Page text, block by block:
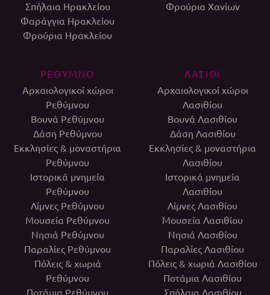
Σπήλαια Ηρακλείου
Φαράγγια Ηρακλείου
Φρούρια Ηρακλείου
Φρούρια Χανίων
ΡΕΘΥΜΝΟ
Αρχαιολογικοί χώροι
Ρεθύμνου
Βουνά Ρεθύμνου
Δάση Ρεθύμνου
Εκκλησίες & μοναστήρια
Ρεθύμνου
Ιστορικά μνημεία
Ρεθύμνου
Λίμνες Ρεθύμνου
Μουσεία Ρεθύμνου
Νησιά Ρεθύμνου
Παραλίες Ρεθύμνου
Πόλεις & χωριά
Ρεθύμνου
Ποτάμια Ρεθύμνου
ΛΑΣΙΘΙ
Αρχαιολογικοί χώροι
Λασιθίου
Βουνά Λασιθίου
Δάση Λασιθίου
Εκκλησίες & μοναστήρια
Λασιθίου
Ιστορικά μνημεία
Λασιθίου
Λίμνες Λασιθίου
Μουσεία Λασιθίου
Νησιά Λασιθίου
Παραλίες Λασιθίου
Πόλεις & χωριά Λασιθίου
Ποτάμια Λασιθίου
Σπήλαια Λασιθίου